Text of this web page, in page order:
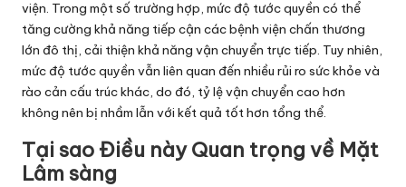
viện. Trong một số trường hợp, mức độ tước quyền có thể
tăng cường khả năng tiếp cận các bệnh viện chấn thương
lớn đô thị, cải thiện khả năng vận chuyển trực tiếp. Tuy nhiên,
mức độ tước quyền vẫn liên quan đến nhiều rủi ro sức khỏe và
rào cản cấu trúc khác, do đó, tỷ lệ vận chuyển cao hơn
không nên bị nhầm lẫn với kết quả tốt hơn tổng thể.
Tại sao Điều này Quan trọng về Mặt
Lâm sàng